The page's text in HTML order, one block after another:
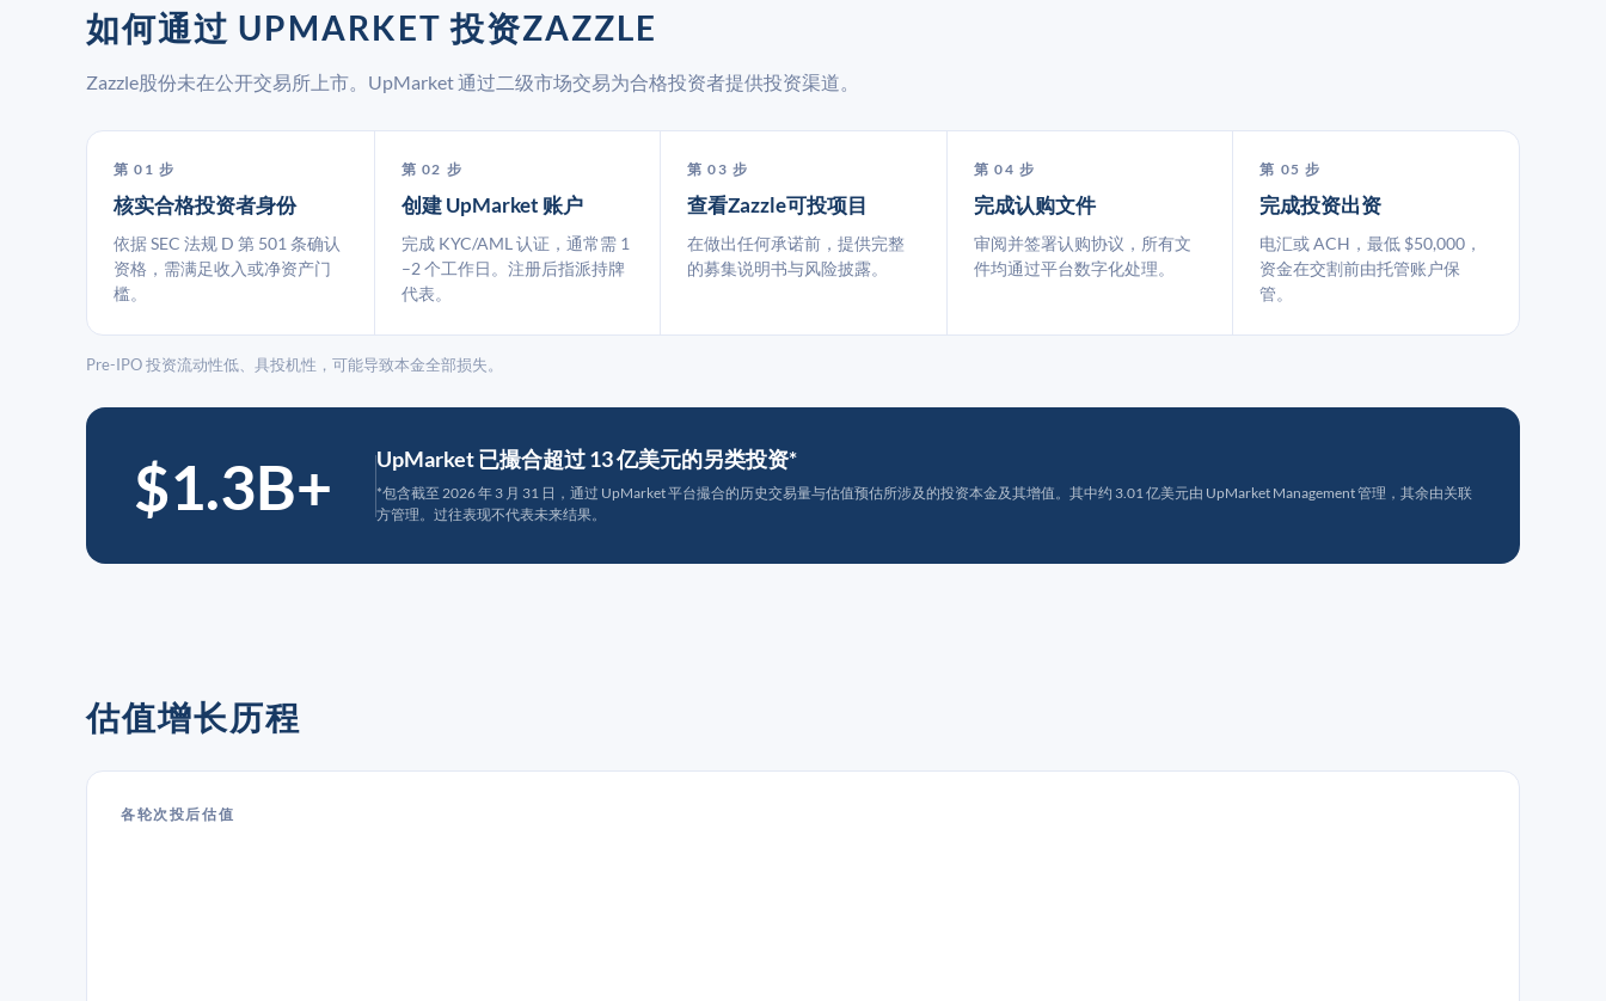
如何通过 UPMARKET 投资ZAZZLE
Zazzle股份未在公开交易所上市。UpMarket 通过二级市场交易为合格投资者提供投资渠道。
第 01 步
核实合格投资者身份
依据 SEC 法规 D 第 501 条确认
资格，需满足收入或净资产门
槛。
第 02 步
创建 UpMarket 账户
完成 KYC/AML 认证，通常需 1
–2 个工作日。注册后指派持牌
代表。
第 03 步
查看Zazzle可投项目
在做出任何承诺前，提供完整
的募集说明书与风险披露。
第 04 步
完成认购文件
审阅并签署认购协议，所有文
件均通过平台数字化处理。
第 05 步
完成投资出资
电汇或 ACH，最低 $50,000，
资金在交割前由托管账户保
管。
Pre-IPO 投资流动性低、具投机性，可能导致本金全部损失。
$1.3B+ UpMarket 已撮合超过 13 亿美元的另类投资*
*包含截至 2026 年 3 月 31 日，通过 UpMarket 平台撮合的历史交易量与估值预估所涉及的投资本金及其增值。其中约 3.01 亿美元由 UpMarket Management 管理，其余由关联
方管理。过往表现不代表未来结果。
估值增长历程
各轮次投后估值